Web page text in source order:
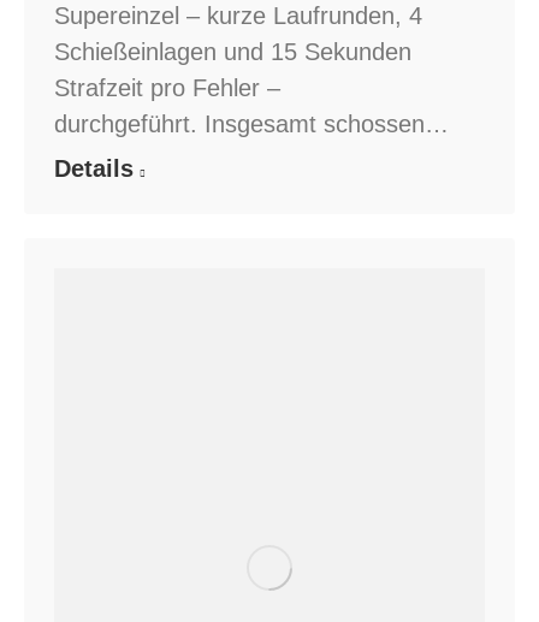
Supereinzel – kurze Laufrunden, 4
Schießeinlagen und 15 Sekunden
Strafzeit pro Fehler –
durchgeführt. Insgesamt schossen…
Details